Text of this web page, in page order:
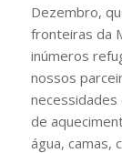
Dezembro,
fronteiras da
inúmeros
nossos
de
água, camas,